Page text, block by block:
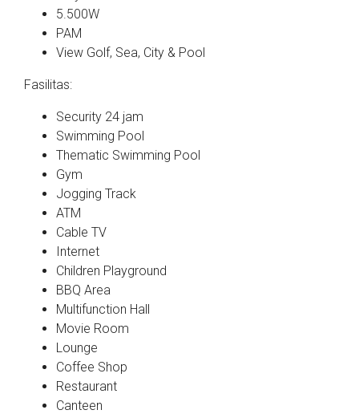
5.500W
PAM
View Golf, Sea, City & Pool
Fasilitas:
Security 24 jam
Swimming Pool
Thematic Swimming Pool
Gym
Jogging Track
ATM
Cable TV
Internet
Children Playground
BBQ Area
Multifunction Hall
Movie Room
Lounge
Coffee Shop
Restaurant
Canteen